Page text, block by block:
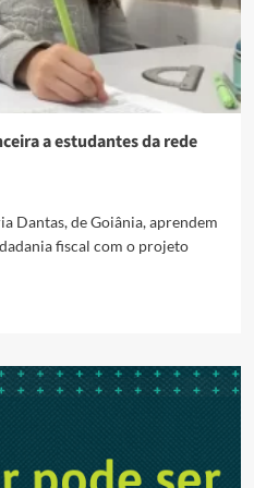
a estudantes da rede
Dantas, de Goiânia, aprendem
fiscal com o projeto